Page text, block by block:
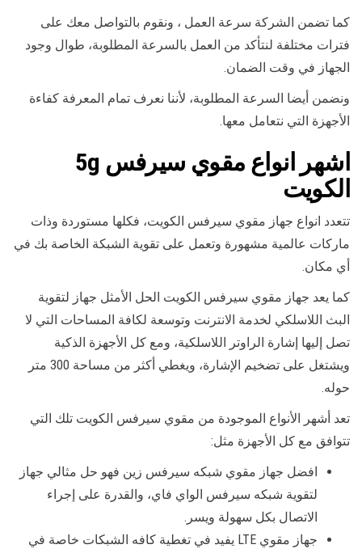
كما تضمن الشركة سرعة العمل ، ونقوم بالتواصل معك على
فترات مختلفة لنتأكد من العمل بالسرعة المطلوبة، طوال وجود
الجهاز في وقت الضمان.
ونضمن أيضا السرعة المطلوبة، لأننا نعرف تمام المعرفة كفاءة
الأجهزة التي نتعامل معها.
اشهر
انواع مقوي سيرفس 5g
الكويت
تتعدد انواع جهاز مقوي سيرفس الكويت، فكلها مستوردة وذات
ماركات عالمية مشهورة وتعمل على تقوية الشبكة الخاصة بك في
أي مكان.
كما يعد جهاز مقوي سيرفس الكويت الحل الأمثل جهاز لتقوية
البث اللاسلكي لخدمة الانترنت وتوسعة لكافة المساحات التي لا
تصل إليها إشارة الراوتر اللاسلكية، ومع كل الأجهزة الذكية
ويشتغل على تضخيم الإشارة، ويغطي أكثر من مساحة 300 متر
حوله.
تعد أشهر الأنواع الموجودة من مقوي سيرفس الكويت تلك التي
تتوافق مع كل الأجهزة مثل:
افضل جهاز مقوي شبكه سيرفس زين فهو حل مثالي جهاز
لتقوية شبكه سيرفس الواي فاي، والقدرة على إجراء
الاتصال بكل سهولة ويسر.
جهاز مقوي LTE يفيد في تغطية كافه الشبكات خاصة في